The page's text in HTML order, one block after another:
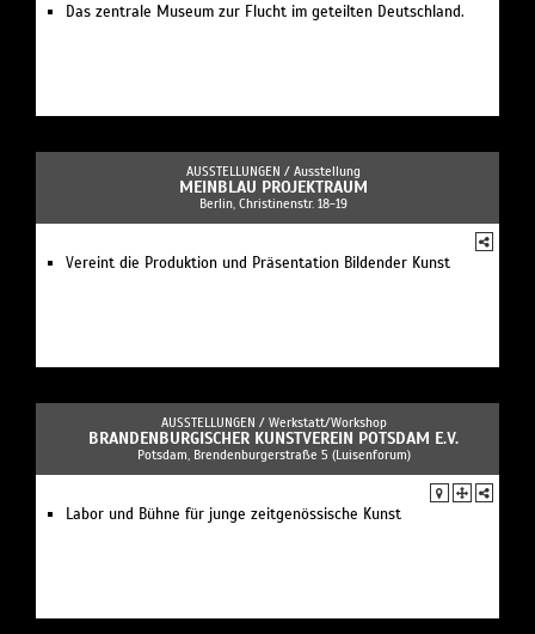
Das zentrale Museum zur Flucht im geteilten Deutschland.
AUSSTELLUNGEN / Ausstellung
MEINBLAU PROJEKTRAUM
Berlin, Christinenstr. 18-19
Vereint die Produktion und Präsentation Bildender Kunst
AUSSTELLUNGEN / Werkstatt/Workshop
BRANDENBURGISCHER KUNSTVEREIN POTSDAM E.V.
Potsdam, Brendenburgerstraße 5 (Luisenforum)
Labor und Bühne für junge zeitgenössische Kunst